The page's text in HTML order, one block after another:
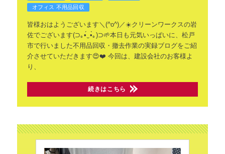
オフィス 不用品回収
皆様おはようございます＼(^o^)／☀️クリーンワークスの岩
佐でございます(⁠⊃⁠｡⁠•́⁠‿⁠•̀⁠｡⁠)⁠⊃🌱本日も元気いっぱいに、松戸
市で行いました不用品回収・撤去作業の実録ブログをご紹
介させていただきます😍❤️ 今回は、建設会社のお客様よ
り、
続きはこちら